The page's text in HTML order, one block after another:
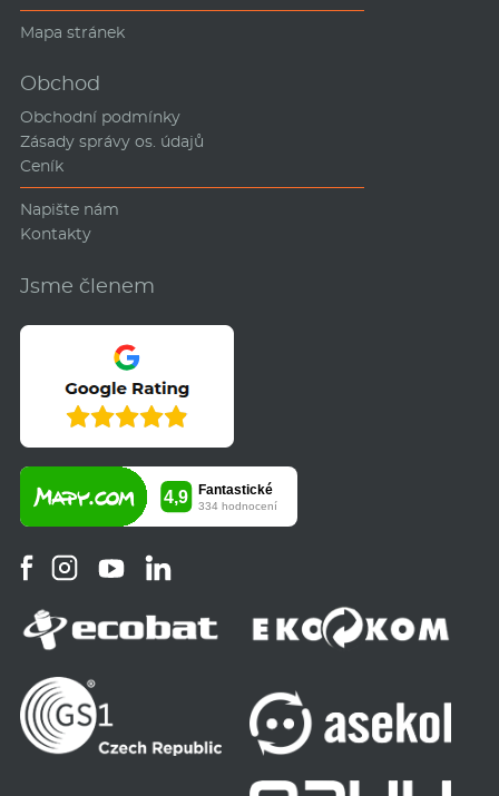
Mapa stránek
Obchod
Obchodní podmínky
Zásady správy os. údajů
Ceník
Napište nám
Kontakty
Jsme členem